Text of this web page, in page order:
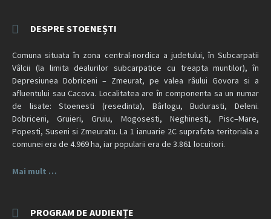
DESPRE STOENEȘTI
Comuna situata în zona central-nordica a judetului, în Subcarpatii
Vâlcii (la limita dealurilor subcarpatice cu treapta muntilor), în
Depresiunea Dobriceni – Zmeurat, pe valea râului Govora si a
afluentului sau Cacova. Localitatea are în componenta sa un numar
de lisate: Stoenesti (resedinta), Bârlogu, Budurasti, Deleni.
Dobriceni, Gruieri, Gruiu, Mogosesti, Neghinesti, Pisc–Mare,
Popesti, Suseni si Zmeuratu. La 1 ianuarie 2C suprafata teritoriala a
comunei era de 4.969 ha, iar popularii era de 3.861 locuitori.
Mai mult …
PROGRAM DE AUDIENȚE